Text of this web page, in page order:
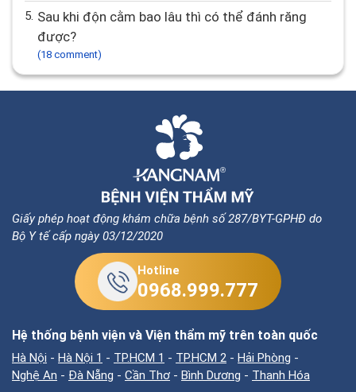
5. Sau khi độn cằm bao lâu thì có thể đánh răng
được?
(18 comment)
Giấy phép hoạt động khám chữa bệnh số 287/BYT-GPHĐ do
Bộ Y tế cấp ngày 03/12/2020
Hotline
0968.999.777
Hệ thống bệnh viện và Viện thẩm mỹ trên toàn quốc
Hà Nội - Hà Nội 1 - TP.HCM 1 - TP.HCM 2 - Hải Phòng -
Nghệ An - Đà Nẵng - Cần Thơ - Bình Dương - Thanh Hóa